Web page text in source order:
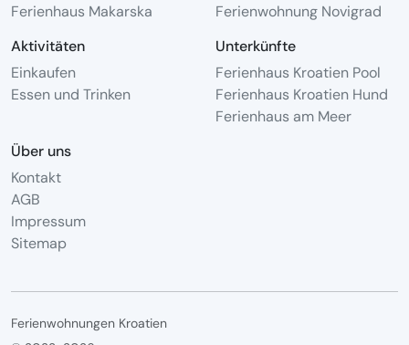
Ferienhaus Makarska
Ferienwohnung Novigrad
Aktivitäten
Einkaufen
Essen und Trinken
Unterkünfte
Ferienhaus Kroatien Pool
Ferienhaus Kroatien Hund
Ferienhaus am Meer
Über uns
Kontakt
AGB
Impressum
Sitemap
Ferienwohnungen Kroatien